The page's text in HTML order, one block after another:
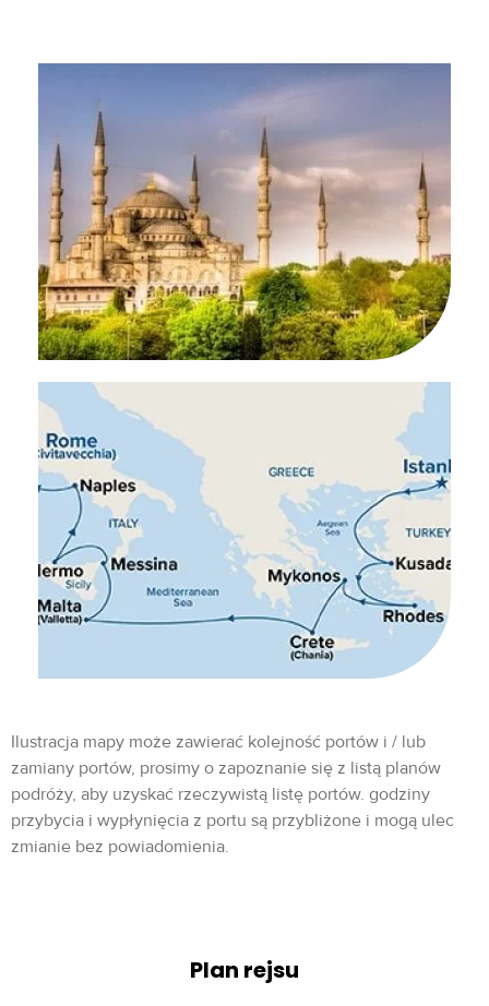
Ilustracja mapy może zawierać kolejność portów i / lub
zamiany portów, prosimy o zapoznanie się z listą planów
podróży, aby uzyskać rzeczywistą listę portów. godziny
przybycia i wypłynięcia z portu są przybliżone i mogą ulec
zmianie bez powiadomienia.
Plan rejsu